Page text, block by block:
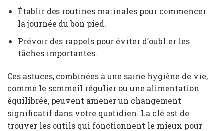
Établir des routines matinales pour commencer
la journée du bon pied.
Prévoir des rappels pour éviter d’oublier les
tâches importantes.
Ces astuces, combinées à une saine hygiène de vie,
comme le sommeil régulier ou une alimentation
équilibrée, peuvent amener un changement
significatif dans votre quotidien. La clé est de
trouver les outils qui fonctionnent le mieux pour